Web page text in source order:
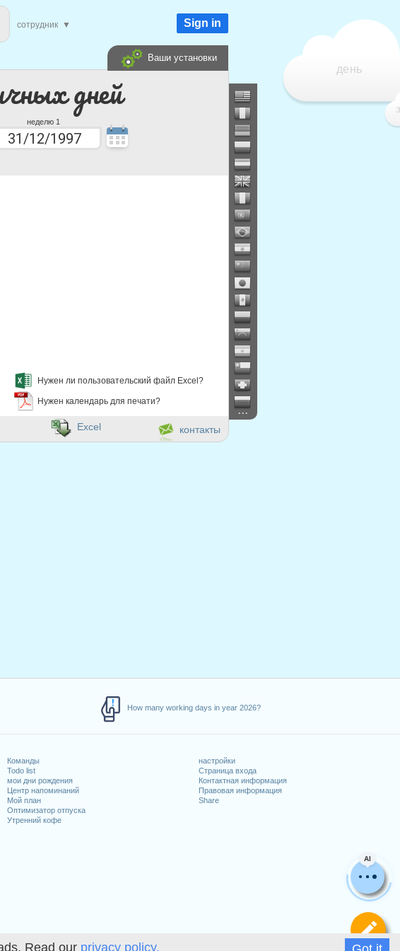
Read our privacy policy.
How many working days in year 2026?
Команды
Todo list
мои дни рождения
Центр напоминаний
Мой план
Оптимизатор отпуска
Утренний кофе
настройки
Страница входа
Контактная информация
Правовая информация
Share
дней
неделю 1
Нужен ли пользовательский файл Excel?
Нужен календарь для печати?
AI
день
сотрудник ▼ Sign in
Ваши установки
...
контакты
Excel